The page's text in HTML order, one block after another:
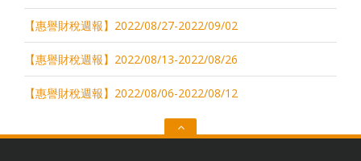
【惠譽財稅週報】2022/08/27-2022/09/02
【惠譽財稅週報】2022/08/13-2022/08/26
【惠譽財稅週報】2022/08/06-2022/08/12
Go
to